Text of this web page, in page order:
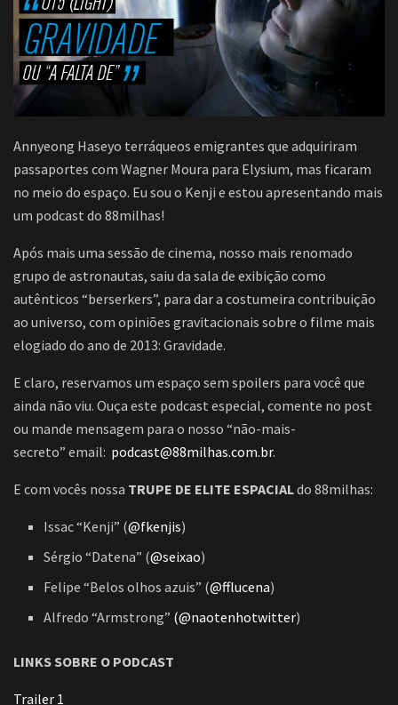
Annyeong Haseyo terráqueos emigrantes que adquiriram
passaportes com Wagner Moura para Elysium, mas ficaram
no meio do espaço. Eu sou o Kenji e estou apresentando mais
um podcast do 88milhas!
Após mais uma sessão de cinema, nosso mais renomado
grupo de astronautas, saiu da sala de exibição como
autênticos “berserkers”, para dar a costumeira contribuição
ao universo, com opiniões gravitacionais sobre o filme mais
elogiado do ano de 2013: Gravidade.
E claro, reservamos um espaço sem spoilers para você que
ainda não viu. Ouça este podcast especial, comente no post
ou mande mensagem para o nosso “não-mais-
secreto” email: podcast@88milhas.com.br.
E com vocês nossa TRUPE DE ELITE ESPACIALdo 88milhas:
Issac “Kenji” (@fkenjis)
Sérgio “Datena” (@seixao)
Felipe “Belos olhos azuis” (@fflucena)
Alfredo “Armstrong” (@naotenhotwitter)
LINKS SOBRE O PODCAST
Trailer 1